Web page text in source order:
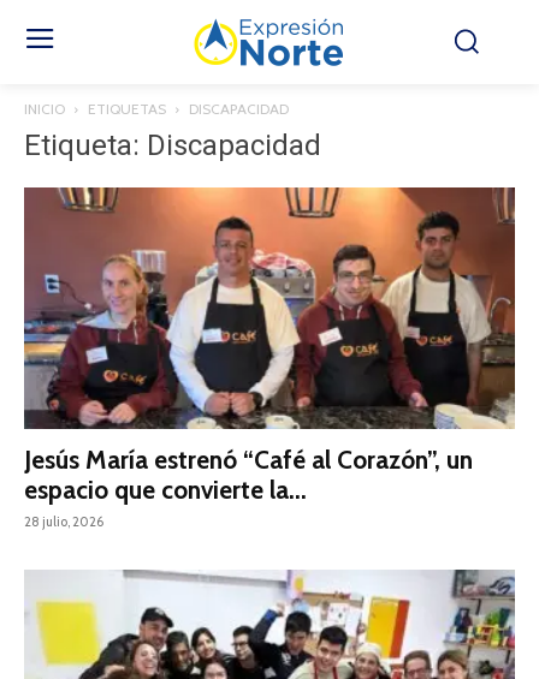
INICIO ETIQUETAS DISCAPACIDAD
Etiqueta: Discapacidad
Jesús María estrenó “Café al Corazón”, un
espacio que convierte la...
28 julio, 2026